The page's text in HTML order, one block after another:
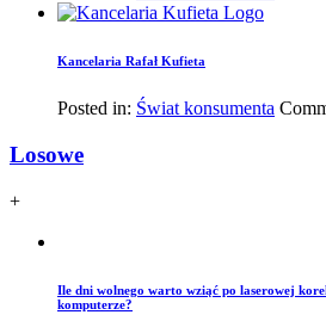
Kancelaria Rafał Kufieta
Posted in: Świat konsumenta
Losowe
+
Ile dni wolnego warto wziąć po laserowej
komputerze?